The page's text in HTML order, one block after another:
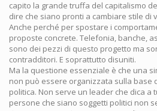
capito la grande truffa del capitalismo
dire che siano pronti a cambiare stile di
Anche perché per spostare i
proposte concrete. Telefonia, banche,
sono dei pezzi di questo progetto ma
contradditori. E soprattutto disuniti.
Ma la questione essenziale è che una
non può essere organizzata sulla base
politica. Non serve un leader che dica a
persone che siano soggetti politici non